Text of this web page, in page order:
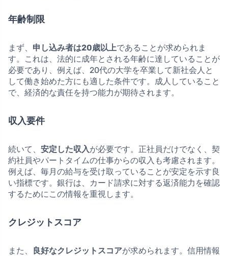
年齢制限
まず、 申し込み者は20歳以上であることが求められま
す。これは、法的に成年とされる年齢に達していることが
必要であり、例えば、20代の大学を卒業して新社会人と
して働き始めた方にも適した条件です。成人していること
で、経済的な責任を持つ能力が期待されます。
収入要件
続いて、 安定した収入が必要です。正社員だけでなく、契
約社員やパートタイムの仕事からの収入も考慮されます。
例えば、毎月の給与を受け取っていることが安定を示す良
い指標です。銀行は、カード請求に対する返済能力を確認
するためにこの情報を重視します。
クレジットスコア
また、 良好なクレジットスコアが求められます。信用情報